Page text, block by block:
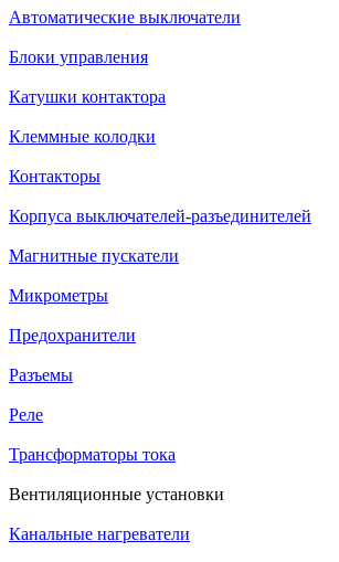
Автоматические выключатели
Блоки управления
Катушки контактора
Клеммные колодки
Контакторы
Корпуса выключателей-разъединителей
Магнитные пускатели
Микрометры
Предохранители
Разъемы
Реле
Трансформаторы тока
Вентиляционные установки
Канальные нагреватели